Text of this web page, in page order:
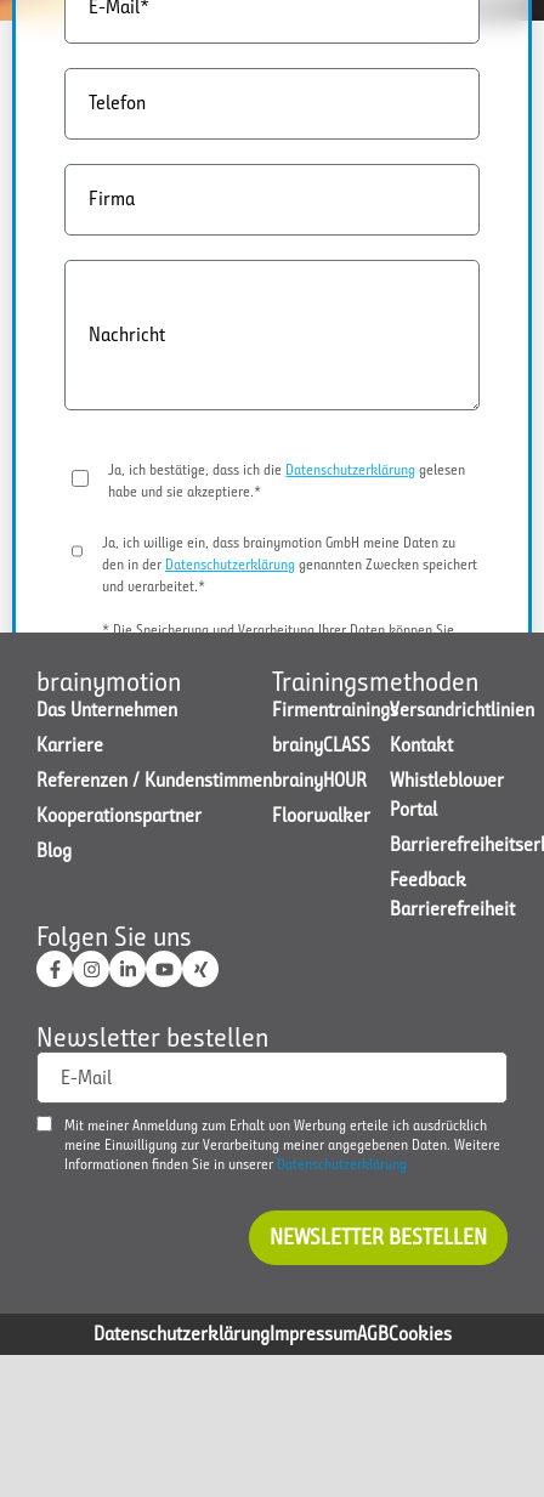
E-Mail*
Telefon
Firma
Nachricht
Ja, ich bestätige, dass ich die Datenschutzerklärung gelesen
habe und sie akzeptiere.*
Ja, ich willige ein, dass brainymotion GmbH meine Daten zu
den in der Datenschutzerklärung genannten Zwecken speichert
und verarbeitet.*
* Die Speicherung und Verarbeitung Ihrer Daten können Sie
JETZT KONTAKT AUFNEHMEN
brainymotion
Das Unternehmen
Karriere
Referenzen / Kundenstimmen
Kooperationspartner
Blog
Trainingsmethoden
Firmentrainings
brainyCLASS
brainyHOUR
Floorwalker
Versandrichtlinien
Kontakt
Whistleblower
Portal
Feedback
Barrierefreiheit
Folgen Sie uns
Newsletter bestellen
E-Mail
Mit meiner Anmeldung zum Erhalt von Werbung erteile ich ausdrücklich
meine Einwilligung zur Verarbeitung meiner angegebenen Daten. Weitere
Informationen finden Sie in unserer Datenschutzerklärung
NEWSLETTER BESTELLEN
DatenschutzerklärungImpressumAGBCookies